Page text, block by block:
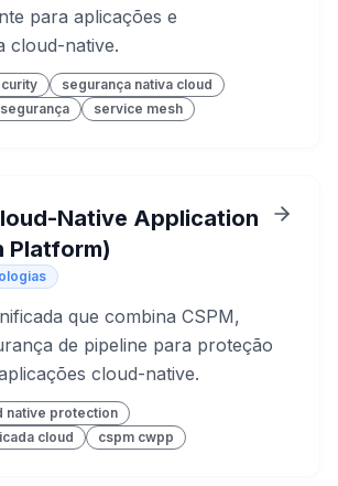
para aplicações e
cloud-native.
segurança nativa cloud
service mesh
Native Application
Platform)
que combina CSPM,
de pipeline para proteção
cloud-native.
native protection
cloud
cspm cwpp